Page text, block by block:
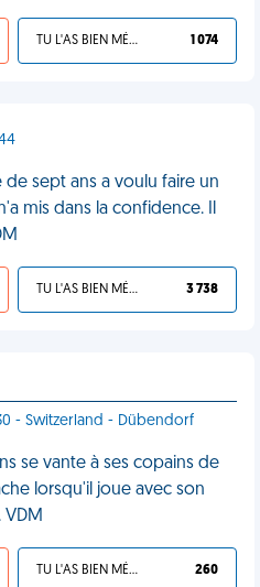
TU L'AS BIEN MÉRITÉ 1 074
sept ans a voulu faire un
mis dans la confidence. Il
TU L'AS BIEN MÉRITÉ 3 738
- Switzerland - Dübendorf
se vante à ses copains de
lorsqu'il joue avec son
TU L'AS BIEN MÉRITÉ 260